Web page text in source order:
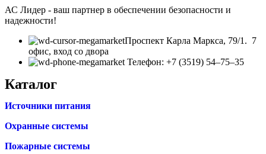
АС Лидер - ваш партнер в обеспечении безопасности и
надежности!
​Проспект Карла Маркса, 79/1. 7
офис, вход со двора
Телефон: +7 (3519) 54‒75‒35
Каталог
Источники питания
Охранные системы
Пожарные системы